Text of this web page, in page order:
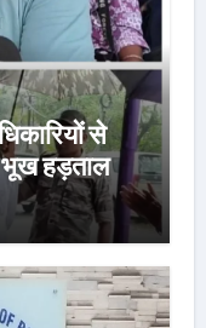
से
भूख हड़ताल